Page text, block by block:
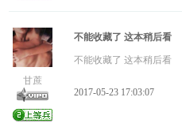
甘蔗
不能收藏了 这本稍后看
不能收藏了 这本稍后看
2017-05-23 17:03:07